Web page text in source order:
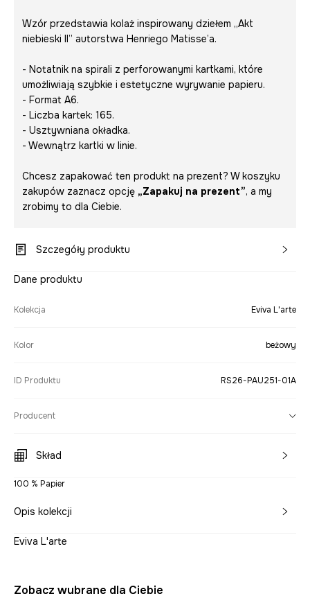
Wzór przedstawia kolaż inspirowany dziełem „Akt
niebieski II” autorstwa Henriego Matisse’a.
- Notatnik na spirali z perforowanymi kartkami, które
umożliwiają szybkie i estetyczne wyrywanie papieru.
- Format A6.
- Liczba kartek: 165.
- Usztywniana okładka.
- Wewnątrz kartki w linie.
Chcesz zapakować ten produkt na prezent? W koszyku
zakupów zaznacz opcję „Zapakuj na prezent”, a my
zrobimy to dla Ciebie.
Szczegóły produktu
Dane produktu
Kolekcja Eviva L'arte
Kolor beżowy
ID Produktu RS26-PAU251-01A
Producent
Skład
100 % Papier
Opis kolekcji
Eviva L'arte
Zobacz wybrane dla Ciebie